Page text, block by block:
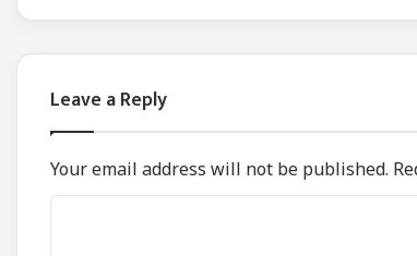
Leave a Reply
Your email address will not be published.